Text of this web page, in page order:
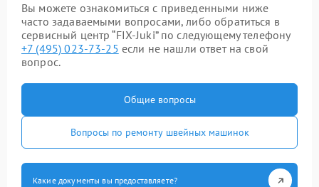
Вы можете ознакомиться с приведенными ниже
часто задаваемыми вопросами, либо обратиться в
сервисный центр “FIX-Juki” по следующему телефону
+7 (495) 023-73-25 если не нашли ответ на свой
вопрос.
Общие вопросы
Вопросы по ремонту швейных машинок
Какие документы вы предоставляете?